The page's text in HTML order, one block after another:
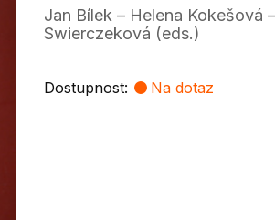
Jan Bílek – Helena Kokešová
Swierczeková (eds.)
Dostupnost: Na dotaz